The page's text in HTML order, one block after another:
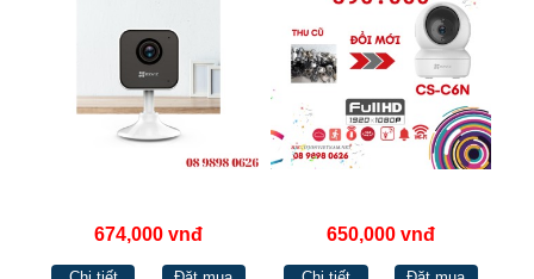
674,000 vnđ 650,000 vnđ